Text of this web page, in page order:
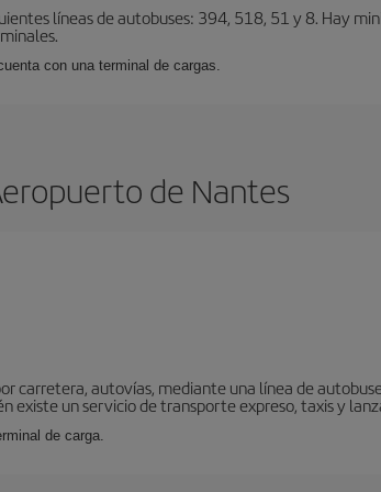
líneas de autobuses: 394, 518, 51 y 8. Hay
con una terminal de cargas.
de Nantes
carretera, autovías, mediante una línea de
existe un servicio de transporte expreso, taxis y
de carga.